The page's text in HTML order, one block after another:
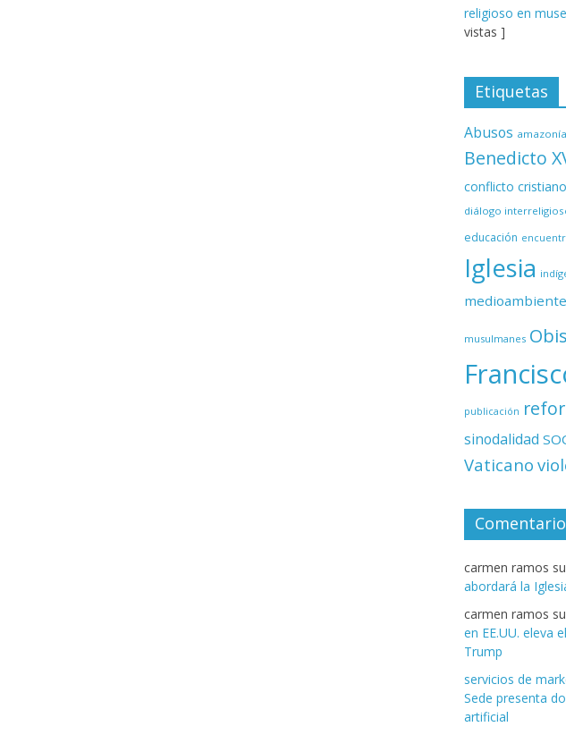
religioso en
vistas ]
Etiquetas
Abusos amazonía
Benedicto
conflicto
diálogo
educación
Iglesia
medioambiente
musulmanes
publicación
sinodalidad
Vaticano
carmen ramos
abordará la
carmen ramos
en EE.UU. eleva
Trump
servicios de
Sede presenta
artificial